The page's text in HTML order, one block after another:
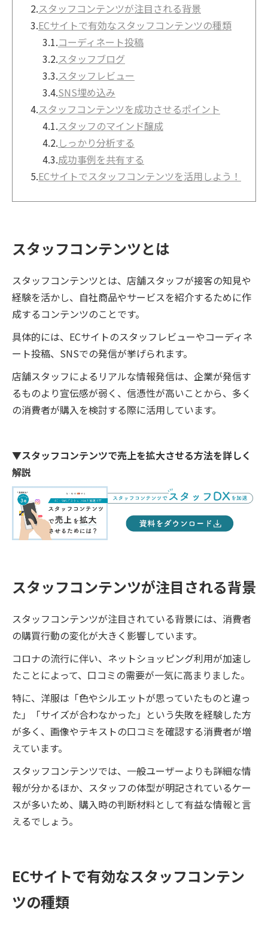
2.スタッフコンテンツが注目される背景
3.ECサイトで有効なスタッフコンテンツの種類
3.1.コーディネート投稿
3.2.スタッフブログ
3.3.スタッフレビュー
3.4.SNS埋め込み
4.スタッフコンテンツを成功させるポイント
4.1.スタッフのマインド醸成
4.2. しっかり分析する
4.3.成功事例を共有する
5.ECサイトでスタッフコンテンツを活用しよう！
スタッフコンテンツとは
スタッフコンテンツとは、店舗スタッフが接客の知見や
経験を活かし、自社商品やサービスを紹介するために作
成するコンテンツのことです。
具体的には、ECサイトのスタッフレビューやコーディネ
ート投稿、SNSでの発信が挙げられます。
店舗スタッフによるリアルな情報発信は、企業が発信す
るものより宣伝感が弱く、信憑性が高いことから、多く
の消費者が購入を検討する際に活用しています。
▼スタッフコンテンツで売上を拡大させる方法を詳しく
解説
スタッフコンテンツが注目される背景
スタッフコンテンツが注目されている背景には、消費者
の購買行動の変化が大きく影響しています。
コロナの流行に伴い、ネットショッピング利用が加速し
たことによって、口コミの需要が一気に高まりました。
特に、洋服は「色やシルエットが思っていたものと違っ
た」「サイズが合わなかった」という失敗を経験した方
が多く、画像やテキストの口コミを確認する消費者が増
えています。
スタッフコンテンツでは、一般ユーザーよりも詳細な情
報が分かるほか、スタッフの体型が明記されているケー
スが多いため、購入時の判断材料として有益な情報と言
えるでしょう。
ECサイトで有効なスタッフコンテン
ツの種類